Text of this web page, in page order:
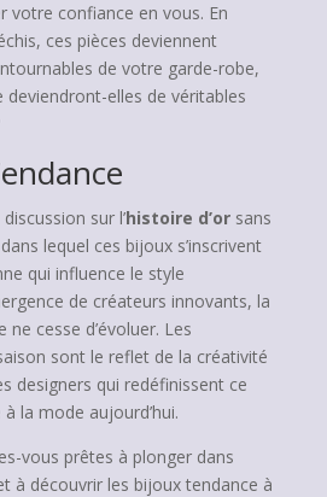
confiance en vous. En
ces pièces deviennent
de votre garde-robe,
elles de véritables
sur l’histoire d’orsans
lequel ces bijoux s’inscrivent
qui influence le style
de créateurs innovants, la
cesse d’évoluer. Les
sont le reflet de la créativité
designers qui redéfinissent ce
la mode aujourd’hui.
vous prêtes à plonger dans
à découvrir les bijoux tendance à